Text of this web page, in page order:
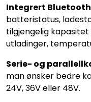
Integrert Bluetooth
batteristatus,
tilgjengelig
utladinger,
Serie- og
man ønsker bedre
24V, 36V eller 48V.